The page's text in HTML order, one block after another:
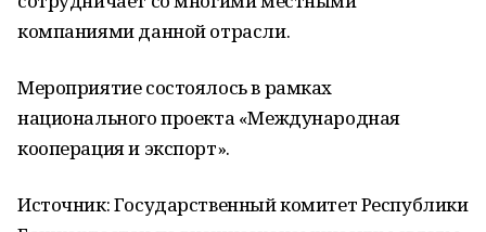
компаниями данной отрасли.
Мероприятие состоялось в рамках
национального проекта «Международная
кооперация и экспорт».
Источник: Государственный комитет Республики